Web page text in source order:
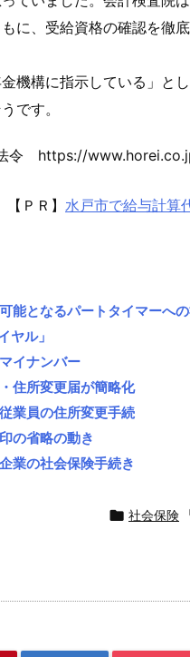
に、受給資格の確認を徹
機構に指示している」と
です。
令 https://
【ＰＲ】 水戸市で給与計算
能となるパートタイマーへ
ヤル」
イナンバー
住所変更届が簡略化
業員の住所変更手続
の省略の動き
業の社会保険手続き
 社会保険